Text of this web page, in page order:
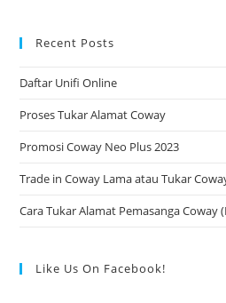
Recent Posts
Daftar Unifi Online
Proses Tukar Alamat Coway
Promosi Coway Neo Plus 2023
Trade in Coway Lama atau Tukar
Cara Tukar Alamat Pemasanga Coway
Like Us On Facebook!